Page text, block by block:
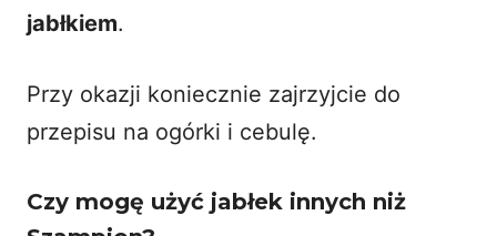
jabłkiem.
Przy okazji koniecznie zajrzyjcie do
przepisu na ogórki i cebulę.
Czy mogę użyć jabłek innych niż